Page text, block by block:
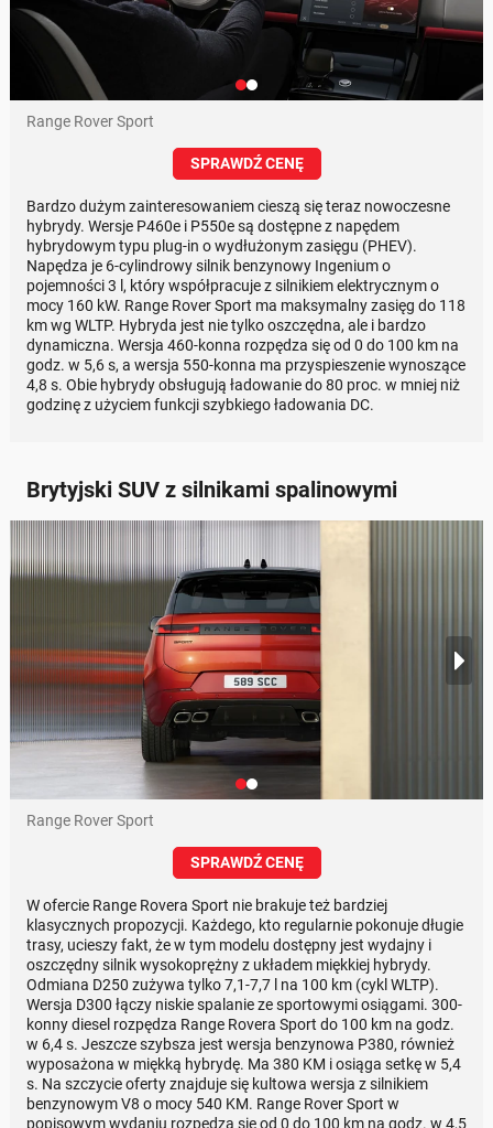
Range Rover Sport
SPRAWDŹ CENĘ
Bardzo dużym zainteresowaniem cieszą się teraz nowoczesne
hybrydy. Wersje P460e i P550e są dostępne z napędem
hybrydowym typu plug-in o wydłużonym zasięgu (PHEV).
Napędza je 6-cylindrowy silnik benzynowy Ingenium o
pojemności 3 l, który współpracuje z silnikiem elektrycznym o
mocy 160 kW. Range Rover Sport ma maksymalny zasięg do 118
km wg WLTP. Hybryda jest nie tylko oszczędna, ale i bardzo
dynamiczna. Wersja 460-konna rozpędza się od 0 do 100 km na
godz. w 5,6 s, a wersja 550-konna ma przyspieszenie wynoszące
4,8 s. Obie hybrydy obsługują ładowanie do 80 proc. w mniej niż
godzinę z użyciem funkcji szybkiego ładowania DC.
Brytyjski SUV z silnikami spalinowymi
Range Rover Sport
SPRAWDŹ CENĘ
W ofercie Range Rovera Sport nie brakuje też bardziej
klasycznych propozycji. Każdego, kto regularnie pokonuje długie
trasy, ucieszy fakt, że w tym modelu dostępny jest wydajny i
oszczędny silnik wysokoprężny z układem miękkiej hybrydy.
Odmiana D250 zużywa tylko 7,1-7,7 l na 100 km (cykl WLTP).
Wersja D300 łączy niskie spalanie ze sportowymi osiągami. 300-
konny diesel rozpędza Range Rovera Sport do 100 km na godz.
w 6,4 s. Jeszcze szybsza jest wersja benzynowa P380, również
wyposażona w miękką hybrydę. Ma 380 KM i osiąga setkę w 5,4
s. Na szczycie oferty znajduje się kultowa wersja z silnikiem
benzynowym V8 o mocy 540 KM. Range Rover Sport w
popisowym wydaniu rozpędza się od 0 do 100 km na godz. w 4,5